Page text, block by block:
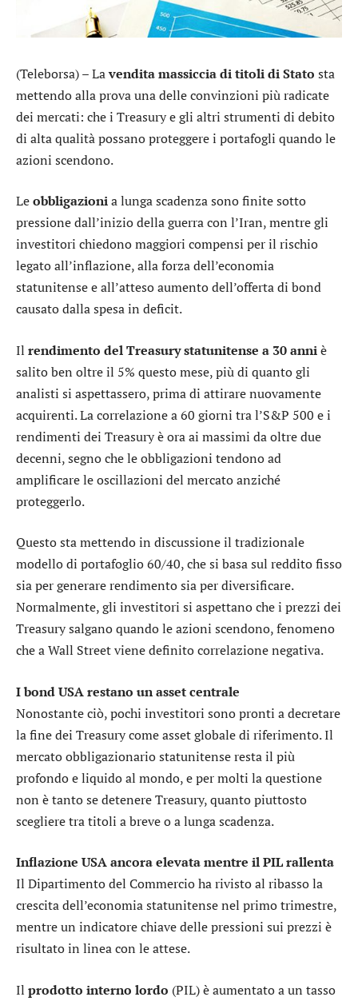
(Teleborsa) – Lavendita massiccia di titoli di Stato sta
mettendo alla prova una delle convinzioni più radicate
dei mercati: che i Treasury e gli altri strumenti di debito
di alta qualità possano proteggere i portafogli quando le
azioni scendono.
Leobbligazionia lunga scadenza sono finite sotto
pressione dall’inizio della guerra con l’Iran, mentre gli
investitori chiedono maggiori compensi per il rischio
legato all’inflazione, alla forza dell’economia
statunitense e all’atteso aumento dell’offerta di bond
causato dalla spesa in deficit.
Il rendimento del Treasury statunitense a 30 anniè
salito ben oltre il 5% questo mese, più di quanto gli
analisti si aspettassero, prima di attirare nuovamente
acquirenti. La correlazione a 60 giorni tra l’S&P 500 e i
rendimenti dei Treasury è ora ai massimi da oltre due
decenni, segno che le obbligazioni tendono ad
amplificare le oscillazioni del mercato anziché
proteggerlo.
Questo sta mettendo in discussione il tradizionale
modello di portafoglio 60/40, che si basa sul reddito fisso
sia per generare rendimento sia per diversificare.
Normalmente, gli investitori si aspettano che i prezzi dei
Treasury salgano quando le azioni scendono, fenomeno
che a Wall Street viene definito correlazione negativa.
I bond USA restano un asset centrale
Nonostante ciò, pochi investitori sono pronti a decretare
la fine dei Treasury come asset globale di riferimento. Il
mercato obbligazionario statunitense resta il più
profondo e liquido al mondo, e per molti la questione
non è tanto se detenere Treasury, quanto piuttosto
scegliere tra titoli a breve o a lunga scadenza.
Inflazione USA ancora elevata mentre il PIL rallenta
Il Dipartimento del Commercio ha rivisto al ribasso la
crescita dell’economia statunitense nel primo trimestre,
mentre un indicatore chiave delle pressioni sui prezzi è
risultato in linea con le attese.
Il prodotto interno lordo (PIL) è aumentato a un tasso